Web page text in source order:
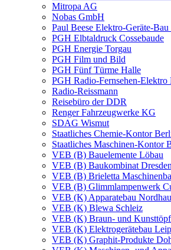
Mitropa AG
Nobas GmbH
Paul Beese Elektro-Geräte-
PGH Elbtaldruck Cossebaude
PGH Energie Torgau
PGH Film und Bild
PGH Fünf Türme Halle
PGH Radio-Fernsehen-Elektro
Radio-Reissmann
Reisebüro der DDR
Renger Fahrzeugwerke KG
SDAG Wismut
Staatliches Chemie-Kontor
Staatliches Maschinen-Kontor
VEB (B) Bauelemente Löbau
VEB (B) Baukombinat Dresden
VEB (B) Brieletta
VEB (B) Glimmlampenwerk
VEB (K) Apparatebau
VEB (K) Blewa Schleiz
VEB (K) Braun- und
VEB (K) Elektrogerätebau
VEB (K) Graphit-Produkte